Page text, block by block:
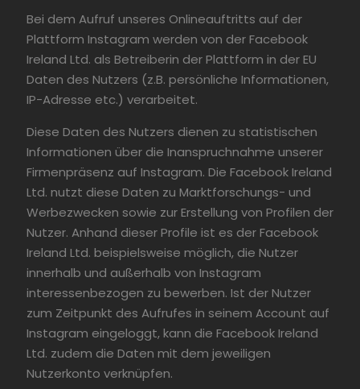
Bei dem Aufruf unseres Onlineauftritts auf der
Plattform Instagram werden von der Facebook
Ireland Ltd. als Betreiberin der Plattform in der EU
Daten des Nutzers (z.B. persönliche Informationen,
IP-Adresse etc.) verarbeitet.
Diese Daten des Nutzers dienen zu statistischen
Informationen über die Inanspruchnahme unserer
Firmenpräsenz auf Instagram. Die Facebook Ireland
Ltd. nutzt diese Daten zu Marktforschungs- und
Werbezwecken sowie zur Erstellung von Profilen der
Nutzer. Anhand dieser Profile ist es der Facebook
Ireland Ltd. beispielsweise möglich, die Nutzer
innerhalb und außerhalb von Instagram
interessenbezogen zu bewerben. Ist der Nutzer
zum Zeitpunkt des Aufrufes in seinem Account auf
Instagram eingeloggt, kann die Facebook Ireland
Ltd. zudem die Daten mit dem jeweiligen
Nutzerkonto verknüpfen.